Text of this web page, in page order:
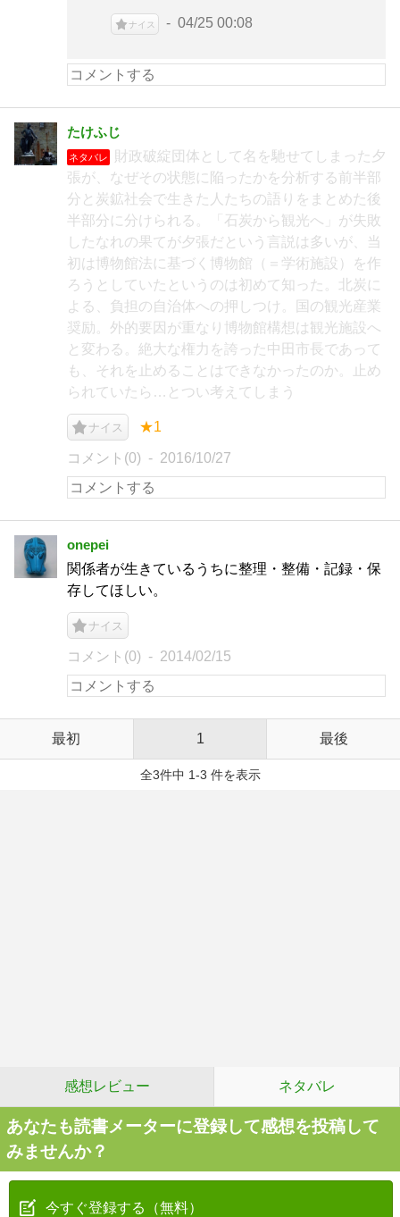
ナイス 04/25 00:08
たけふじ
ネタバレ
財政破綻団体として名を馳せてしまった夕
張が、なぜその状態に陥ったかを分析する前半部
分と炭鉱社会で生きた人たちの語りをまとめた後
半部分に分けられる。「石炭から観光へ」が失敗
したなれの果てが夕張だという言説は多いが、当
初は博物館法に基づく博物館（＝学術施設）を作
ろうとしていたというのは初めて知った。北炭に
よる、負担の自治体への押しつけ。国の観光産業
奨励。外的要因が重なり博物館構想は観光施設へ
と変わる。絶大な権力を誇った中田市長であって
も、それを止めることはできなかったのか。止め
られていたら…とつい考えてしまう
ナイス ★1
コメント(0) 2016/10/27
onepei
関係者が生きているうちに整理・整備・記録・保
存してほしい。
ナイス
コメント(0) 2014/02/15
最初 1 最後
全3件中 1-3 件を表示
感想レビュー ネタバレ
あなたも読書メーターに登録して感想を投稿して
みませんか？
今すぐ登録する（無料）